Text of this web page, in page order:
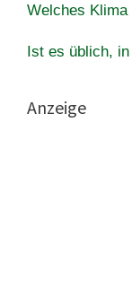
Welches
Ist es üblich,
Anzeige